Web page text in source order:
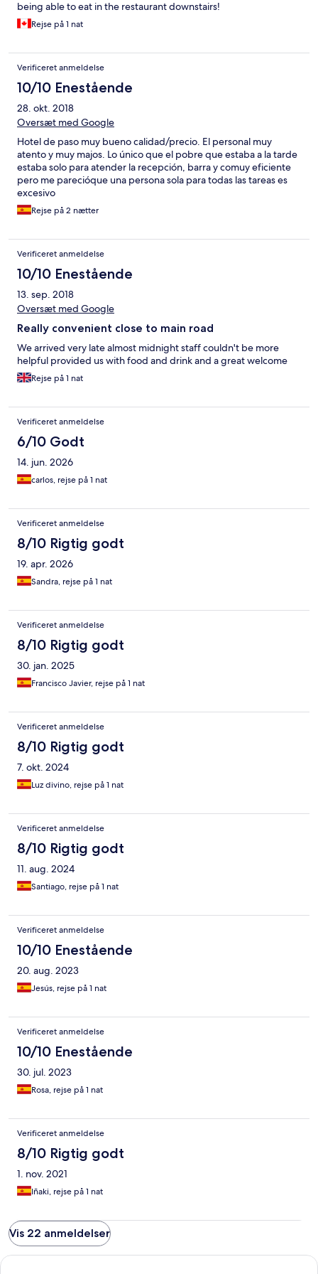
being able to eat in the restaurant downstairs!
Rejse på 1 nat
Verificeret anmeldelse
10/10 Enestående
28. okt. 2018
Oversæt med Google
Hotel de paso muy bueno calidad/precio. El personal muy
atento y muy majos. Lo único que el pobre que estaba a la tarde
estaba solo para atender la recepción, barra y comuy eficiente
pero me parecióque una persona sola para todas las tareas es
excesivo
Rejse på 2 nætter
Verificeret anmeldelse
10/10 Enestående
13. sep. 2018
Oversæt med Google
Really convenient close to main road
We arrived very late almost midnight staff couldn't be more
helpful provided us with food and drink and a great welcome
Rejse på 1 nat
Verificeret anmeldelse
6/10 Godt
14. jun. 2026
carlos, rejse på 1 nat
Verificeret anmeldelse
8/10 Rigtig godt
19. apr. 2026
Sandra, rejse på 1 nat
Verificeret anmeldelse
8/10 Rigtig godt
30. jan. 2025
Francisco Javier, rejse på 1 nat
Verificeret anmeldelse
8/10 Rigtig godt
7. okt. 2024
Luz divino, rejse på 1 nat
Verificeret anmeldelse
8/10 Rigtig godt
11. aug. 2024
Santiago, rejse på 1 nat
Verificeret anmeldelse
10/10 Enestående
20. aug. 2023
Jesús, rejse på 1 nat
Verificeret anmeldelse
10/10 Enestående
30. jul. 2023
Rosa, rejse på 1 nat
Verificeret anmeldelse
8/10 Rigtig godt
1. nov. 2021
Iñaki, rejse på 1 nat
Vis 22 anmeldelser